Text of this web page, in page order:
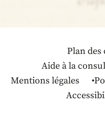
Plan
Aide à la
Mentions légales